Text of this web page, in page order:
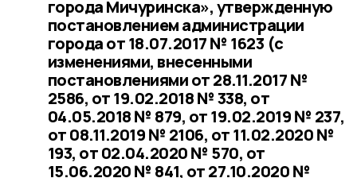
города Мичуринска», утвержденную
постановлением администрации
города от 18.07.2017 № 1623 (c
изменениями, внесенными
постановлениями от 28.11.2017 №
2586, от 19.02.2018 № 338, от
04.05.2018 № 879, от 19.02.2019 № 237,
от 08.11.2019 № 2106, от 11.02.2020 №
193, от 02.04.2020 № 570, от
15.06.2020 № 841, от 27.10.2020 №